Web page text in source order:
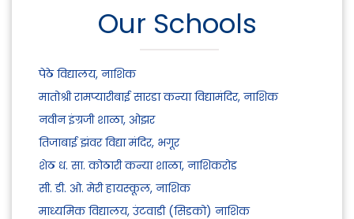
Our Schools
पेठे विद्यालय, नाशिक
मातोश्री रामप्यारीबाई सारडा कन्या विद्यामंदिर, नाशिक
नवीन इंग्रजी शाळा, ओझर
तिजाबाई झंवर विद्या मंदिर, भगूर
शेठ ध. सा. कोठारी कन्या शाळा, नाशिकरोड
सी. डी. ओ. मेरी हायस्कूल, नाशिक
माध्यमिक विद्यालय, उंटवाडी (सिडको) नाशिक